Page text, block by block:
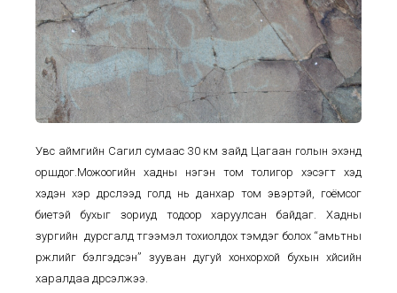
Увс аймгийн Сагил сумаас 30 км зайд Цагаан голын эхэнд
оршдог.Можоогийн хадны нэгэн том толигор хэсэгт хэд
хэдэн үхэр дүрслээд голд нь данхар том эвэртэй, гоёмсог
биетэй бухыг зориуд тодоор харуулсан байдаг. Хадны
зургийн дурсгалд түгээмэл тохиолдох тэмдэг болох “амьтны
үржлийг бэлгэдсэн” зууван дугуй хонхорхой бухын хүйсийн
харалдаа дүрсэлжээ.